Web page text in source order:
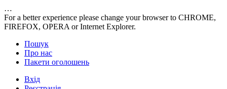
…
For a better experience please change your browser to CHROME,
FIREFOX, OPERA or Internet Explorer.
Пошук
Про нас
Пакети оголошень
Вхід